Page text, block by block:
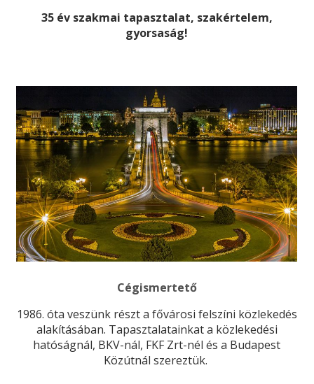
35 év szakmai tapasztalat, szakértelem,
gyorsaság!
Cégismertető
1986. óta veszünk részt a fővárosi felszíni közlekedés
alakításában. Tapasztalatainkat a közlekedési
hatóságnál, BKV-nál, FKF Zrt-nél és a Budapest
Közútnál szereztük.